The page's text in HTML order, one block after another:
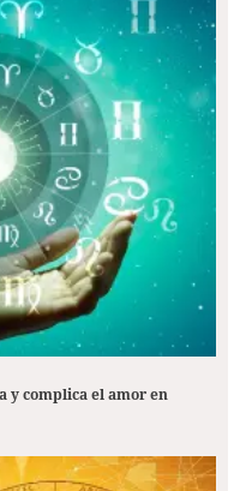
y complica el amor en